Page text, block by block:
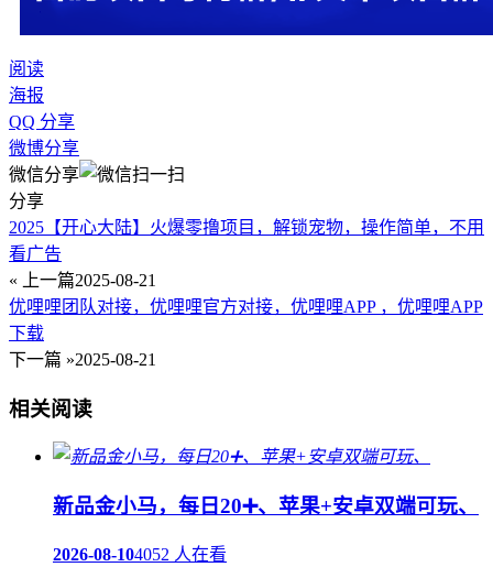
阅读
海报
QQ 分享
微博分享
微信分享
分享
2025【开心大陆】火爆零撸项目，解锁宠物，操作简单，不用
看广告
« 上一篇2025-08-21
优哩哩团队对接，优哩哩官方对接，优哩哩APP ，优哩哩APP
下载
下一篇 »2025-08-21
相关阅读
新品金小马，每日20➕、苹果+安卓双端可玩、
2026-08-104052 人在看